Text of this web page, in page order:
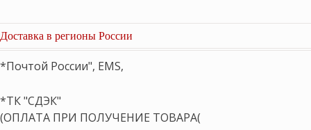
Доставка в регионы России
*Почтой России", EMS,
*ТК "СДЭК"
(ОПЛАТА ПРИ ПОЛУЧЕНИЕ ТОВАРА(